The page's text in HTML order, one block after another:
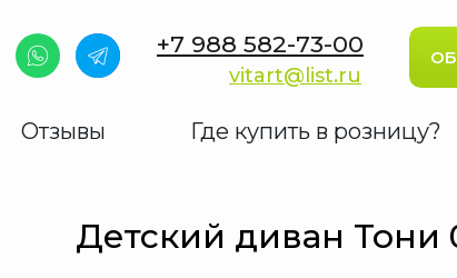
Где купить в розницу?
Отзывы
+7 988 582-73-00
vitart@list.ru
Детский диван Тони